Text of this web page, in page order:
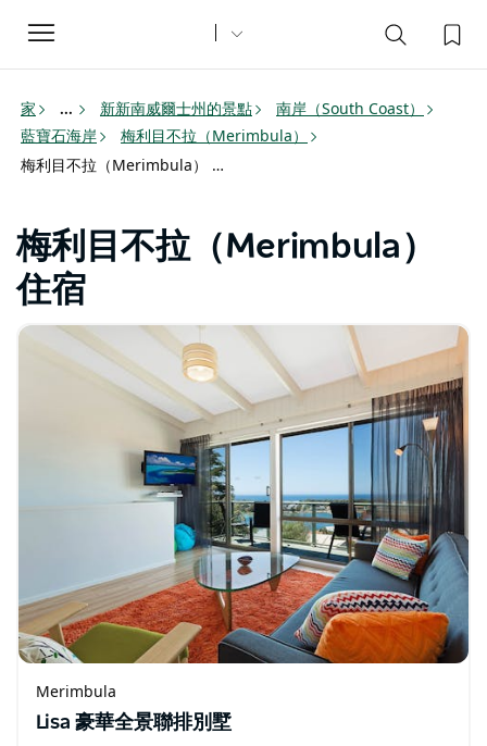
Toggle
navigation
家 ... 新新南威爾士州的景點
南岸（South Coast）
藍寶石海岸
梅利目不拉（Merimbula）
梅利目不拉（Merimbula） 住宿
梅利目不拉（Merimbula）
住宿
Merimbula
Lisa 豪華全景聯排別墅